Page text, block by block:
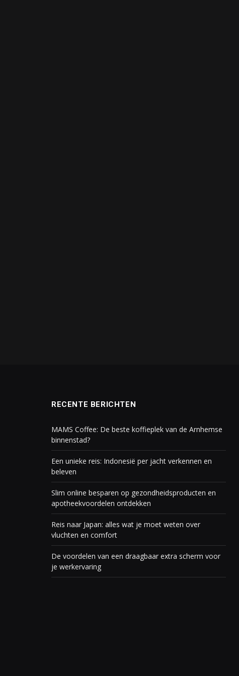
RECENTE BERICHTEN
MAMS Coffee: De beste koffieplek van de Arnhemse
binnenstad?
Een unieke reis: Indonesië per jacht verkennen en
beleven
Slim online besparen op gezondheidsproducten en
apotheekvoordelen ontdekken
Reis naar Japan: alles wat je moet weten over
vluchten en comfort
De voordelen van een draagbaar extra scherm voor
je werkervaring